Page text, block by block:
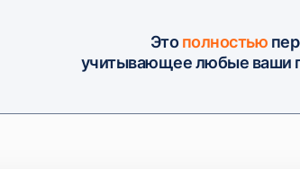
Этополностью
учитывающее любые ваши